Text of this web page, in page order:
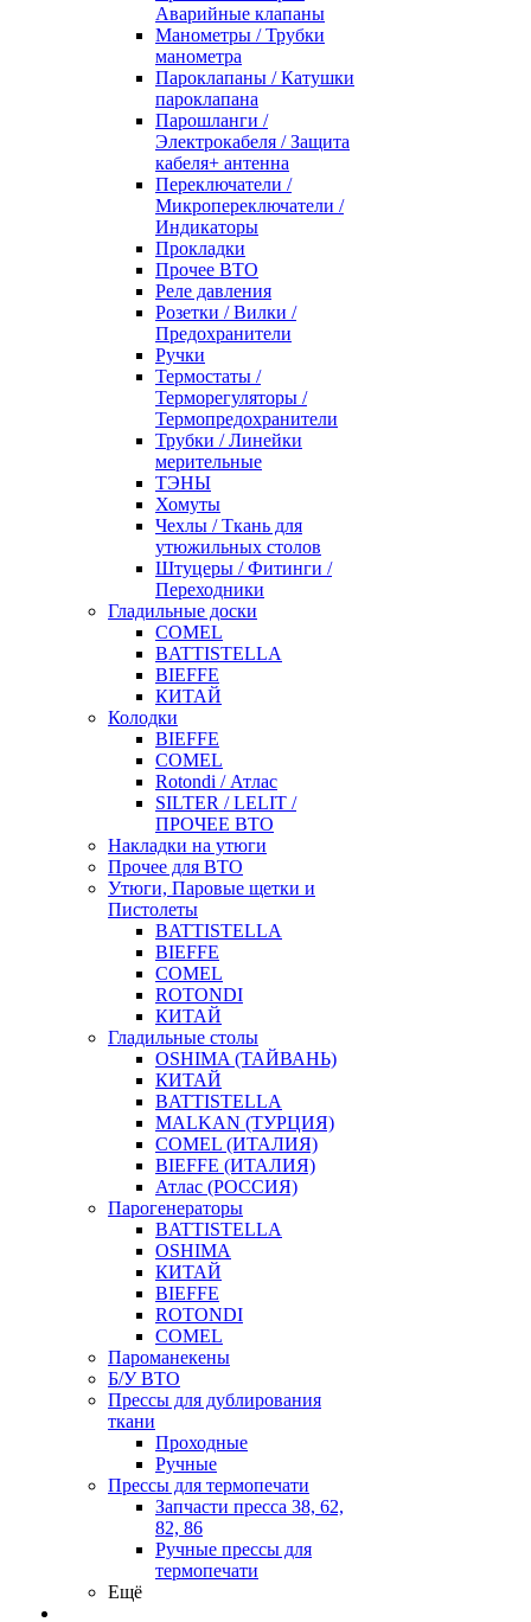
Аварийные клапаны
Манометры / Трубки
манометра
Пароклапаны / Катушки
пароклапана
Парошланги /
Электрокабеля / Защита
кабеля+ антенна
Переключатели /
Микропереключатели /
Индикаторы
Прокладки
Прочее ВТО
Реле давления
Розетки / Вилки /
Предохранители
Ручки
Термостаты /
Терморегуляторы /
Термопредохранители
Трубки / Линейки
мерительные
ТЭНЫ
Хомуты
Чехлы / Ткань для
утюжильных столов
Штуцеры / Фитинги /
Переходники
Гладильные доски
COMEL
BATTISTELLA
BIEFFE
КИТАЙ
Колодки
BIEFFE
COMEL
Rotondi / Атлас
SILTER / LELIT /
ПРОЧЕЕ ВТО
Накладки на утюги
Прочее для ВТО
Утюги, Паровые щетки и
Пистолеты
BATTISTELLA
BIEFFE
COMEL
ROTONDI
КИТАЙ
Гладильные столы
OSHIMA (ТАЙВАНЬ)
КИТАЙ
BATTISTELLA
MALKAN (ТУРЦИЯ)
COMEL (ИТАЛИЯ)
BIEFFE (ИТАЛИЯ)
Атлас (РОССИЯ)
Парогенераторы
BATTISTELLA
OSHIMA
КИТАЙ
BIEFFE
ROTONDI
COMEL
Пароманекены
Б/У ВТО
Прессы для дублирования
ткани
Проходные
Ручные
Прессы для термопечати
Запчасти пресса 38, 62,
82, 86
Ручные прессы для
термопечати
Ещё